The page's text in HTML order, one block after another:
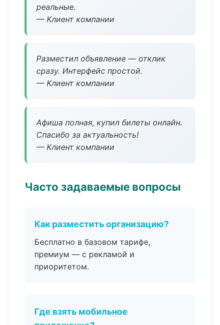
реальные.
— Клиент компании
Разместил объявление — отклик
сразу. Интерфейс простой.
— Клиент компании
Афиша полная, купил билеты онлайн.
Спасибо за актуальность!
— Клиент компании
Часто задаваемые вопросы
Как разместить организацию?
Бесплатно в базовом тарифе,
премиум — с рекламой и
приоритетом.
Где взять мобильное